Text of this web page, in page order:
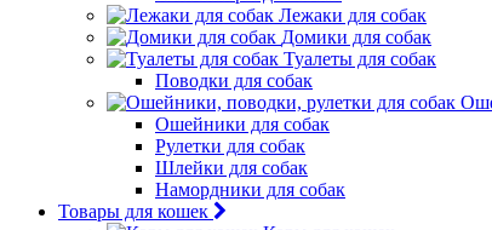
Лежаки для собак
Домики для собак
Туалеты для собак
Поводки для собак
Ошейники для собак
Рулетки для собак
Шлейки для собак
Намордники для собак
Товары для кошек